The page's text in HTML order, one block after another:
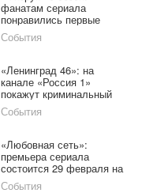
фанатам сериала
понравились первые
серии
События
«Ленинград 46»: на
канале «Россия 1»
покажут криминальный
сериал
События
«Любовная сеть»:
премьера сериала
состоится 29 февраля на
телеканале «Россия-1»
События